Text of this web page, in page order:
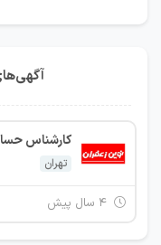
کارشناس
تهران